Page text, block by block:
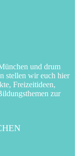
und drum
stellen wir euch hier
Freizeitideen,
zur